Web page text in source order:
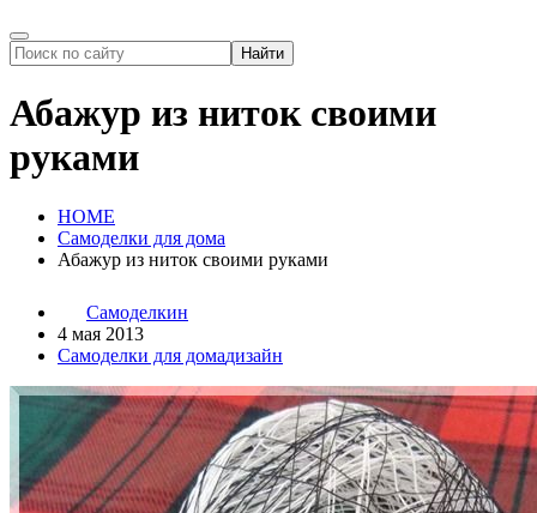
Абажур из ниток своими
руками
HOME
Самоделки для дома
Абажур из ниток своими руками
Самоделкин
4 мая 2013
Самоделки для домадизайн